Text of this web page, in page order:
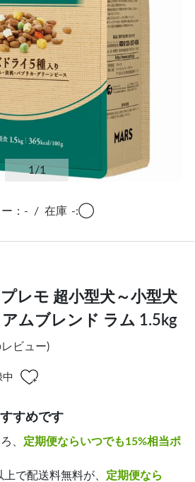
1/1
：- / 在庫 -:◯
レモ 超小型犬～小型犬
ムブレンド ラム 1.5kg
ビュー)
すめです
、 定期便ならいつでも15%相当ポ
で配送料無料が、 定期便なら